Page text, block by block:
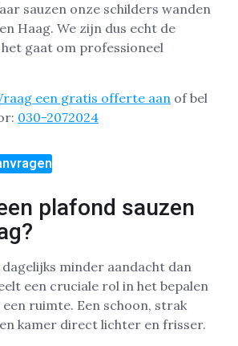
sauzen onze schilders wanden
Haag. We zijn dus echt de
gaat om professioneel
een gratis offerte aan of bel
030-2072024
plafond sauzen
minder aandacht dan
een cruciale rol in het bepalen
ruimte. Een schoon, strak
kamer direct lichter en frisser.